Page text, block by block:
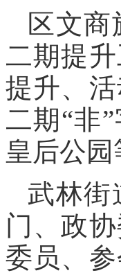
区文
二期提
提升、
二期“非
皇后公
武林街
门、政
委员、